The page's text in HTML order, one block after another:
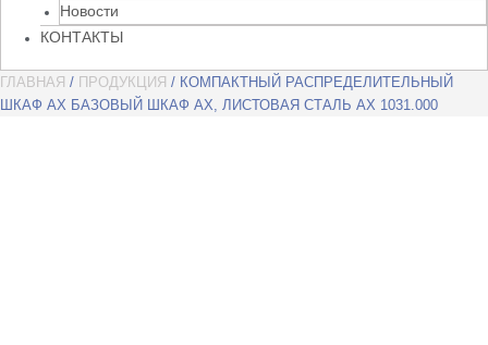
Новости
КОНТАКТЫ
ГЛАВНАЯ / ПРОДУКЦИЯ / КОМПАКТНЫЙ РАСПРЕДЕЛИТЕЛЬНЫЙ
ШКАФ AX БАЗОВЫЙ ШКАФ AX, ЛИСТОВАЯ СТАЛЬ AX 1031.000